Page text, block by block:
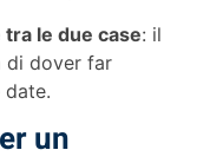
le due case: il
di dover far
un